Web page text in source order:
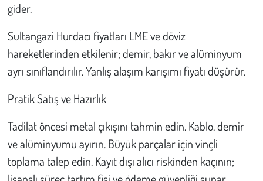
gider.
Sultangazi Hurdacı fiyatları LME ve döviz
hareketlerinden etkilenir; demir, bakır ve alüminyum
ayrı sınıflandırılır. Yanlış alaşım karışımı fiyatı düşürür.
Pratik Satış ve Hazırlık
Tadilat öncesi metal çıkışını tahmin edin. Kablo, demir
ve alüminyumu ayırın. Büyük parçalar için vinçli
toplama talep edin. Kayıt dışı alıcı riskinden kaçının;